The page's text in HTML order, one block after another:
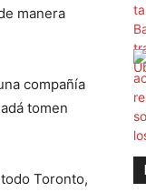
manera
compañía
tomen
Toronto,